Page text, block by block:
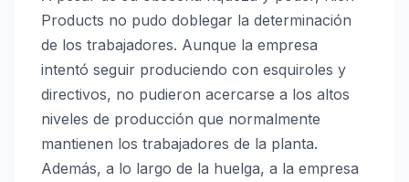
Products no pudo doblegar la determinación
de los trabajadores. Aunque la empresa
intentó seguir produciendo con esquiroles y
directivos, no pudieron acercarse a los altos
niveles de producción que normalmente
mantienen los trabajadores de la planta.
Además, a lo largo de la huelga, a la empresa